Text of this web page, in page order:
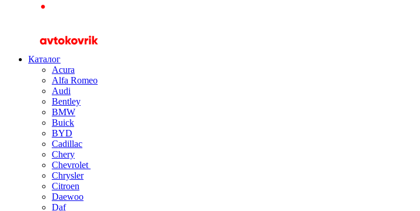
Каталог
Acura
Alfa Romeo
Audi
Bentley
BMW
Buick
BYD
Cadillac
Chery
Chevrolet
Chrysler
Citroen
Daewoo
Daf